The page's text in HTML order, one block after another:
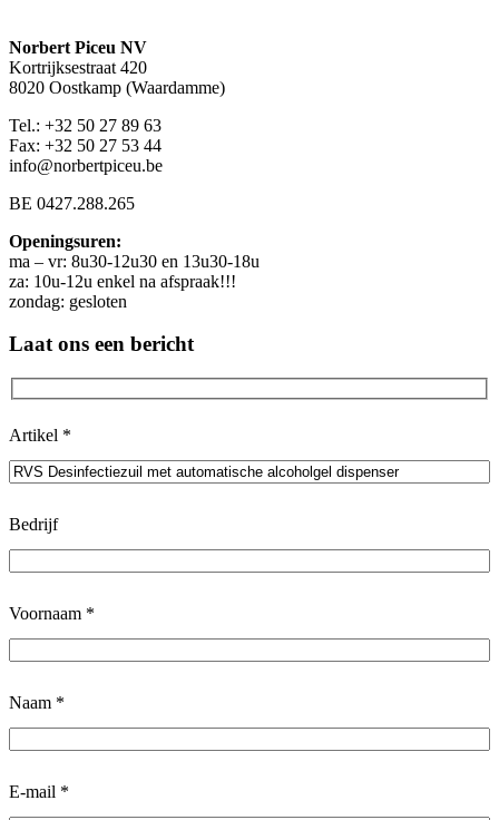
Norbert Piceu NV
Kortrijksestraat 420
8020 Oostkamp (Waardamme)
Tel.: +32 50 27 89 63
Fax: +32 50 27 53 44
info@norbertpiceu.be
BE 0427.288.265
Openingsuren:
ma – vr: 8u30-12u30 en 13u30-18u
za: 10u-12u enkel na afspraak!!!
zondag: gesloten
Laat ons een bericht
Artikel *
Bedrijf
Voornaam *
Naam *
E-mail *